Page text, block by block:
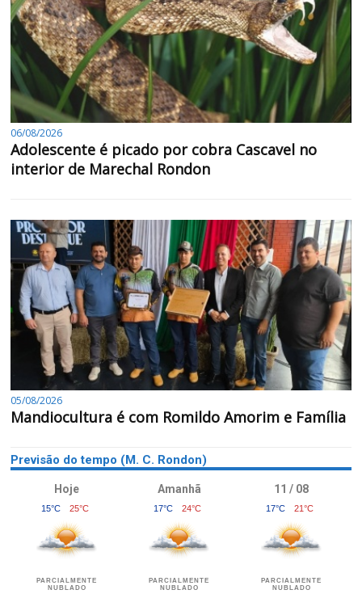
06/08/2026
Adolescente é picado por cobra Cascavel no
interior de Marechal Rondon
05/08/2026
Mandiocultura é com Romildo Amorim e Família
Previsão do tempo (M. C. Rondon)
Hoje
15°C 25°C
PARCIALMENTE
NUBLADO
Amanhã
17°C 24°C
PARCIALMENTE
NUBLADO
11 / 08
17°C 21°C
PARCIALMENTE
NUBLADO